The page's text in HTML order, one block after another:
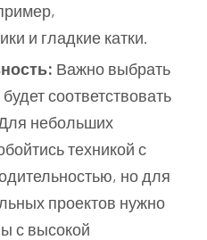
и гладкие катки.
Важно выбрать
соответствовать
небольших
техникой с
но для
проектов нужно
с высокой